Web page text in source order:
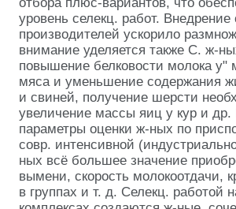
уровень селекц. работ.
производителей ускорило
внимание уделяется также С. ж-
повышение белковости молока у"
мяса и уменьшение содержания
и свиней, получение шерсти
увеличение массы яиц у кур и
параметры оценки ж-ных по
совр. интенсивной
ных всё большее значение
вымени, скорость молокоотдачи,
в группах и т. д. Селекц.